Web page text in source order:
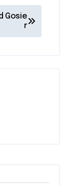
Gosie
r